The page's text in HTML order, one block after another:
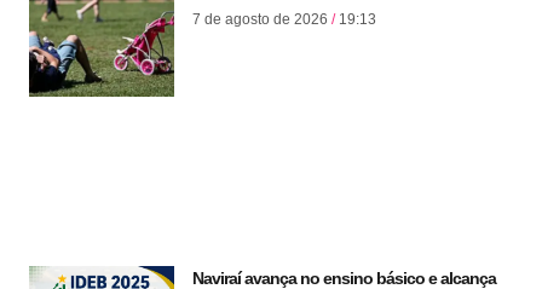
7 de agosto de 2026 19:13
Naviraí avança no ensino básico e alcança